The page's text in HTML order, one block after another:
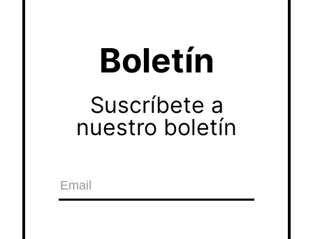
Boletín
Suscríbete a
nuestro boletín